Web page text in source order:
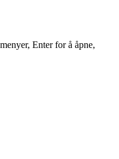
Enter for å åpne,